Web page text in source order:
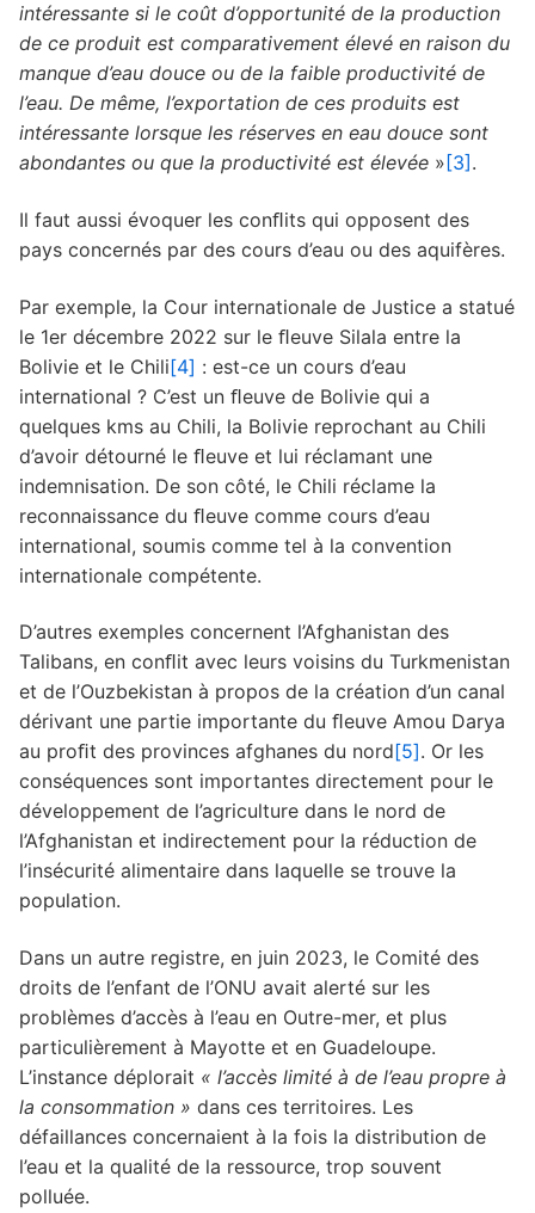
intéressante si le coût d’opportunité de la production
de ce produit est comparativement élevé en raison du
manque d’eau douce ou de la faible productivité de
l’eau. De même, l’exportation de ces produits est
intéressante lorsque les réserves en eau douce sont
abondantes ou que la productivité est élevée » [3] .
Il faut aussi évoquer les conﬂits qui opposent des
pays concernés par des cours d’eau ou des aquifères.
Par exemple, la Cour internationale de Justice a statué
le 1er décembre 2022 sur le ﬂeuve Silala entre la
Bolivie et le Chili[4] : est-ce un cours d’eau
international ? C’est un ﬂeuve de Bolivie qui a
quelques kms au Chili, la Bolivie reprochant au Chili
d’avoir détourné le ﬂeuve et lui réclamant une
indemnisation. De son côté, le Chili réclame la
reconnaissance du ﬂeuve comme cours d’eau
international, soumis comme tel à la convention
internationale compétente.
D’autres exemples concernent l’Afghanistan des
Talibans, en conﬂit avec leurs voisins du Turkmenistan
et de l’Ouzbekistan à propos de la création d’un canal
dérivant une partie importante du ﬂeuve Amou Darya
au proﬁt des provinces afghanes du nord[5]. Or les
conséquences sont importantes directement pour le
développement de l’agriculture dans le nord de
l’Afghanistan et indirectement pour la réduction de
l’insécurité alimentaire dans laquelle se trouve la
population.
Dans un autre registre, en juin 2023, le Comité des
droits de l’enfant de l’ONU avait alerté sur les
problèmes d’accès à l’eau en Outre-mer, et plus
particulièrement à Mayotte et en Guadeloupe.
L’instance déplorait « l’accès limité à de l’eau propre à
la consommation » dans ces territoires. Les
défaillances concernaient à la fois la distribution de
l’eau et la qualité de la ressource, trop souvent
polluée.